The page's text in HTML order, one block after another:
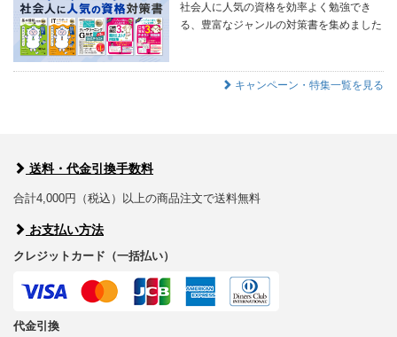
社会人に人気の資格を効率よく勉強でき
る、豊富なジャンルの対策書を集めました
キャンペーン・特集一覧を見る
送料・代金引換手数料
合計4,000円（税込）以上の商品注文で送料無料
お支払い方法
クレジットカード（一括払い）
代金引換